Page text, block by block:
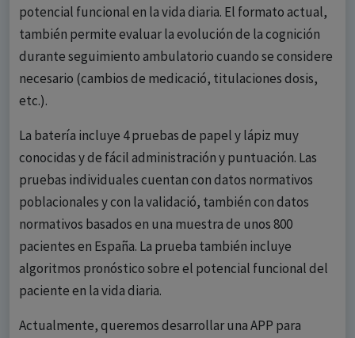
potencial funcional en la vida diaria. El formato actual,
también permite evaluar la evolución de la cognición
durante seguimiento ambulatorio cuando se considere
necesario (cambios de medicació, titulaciones dosis,
etc.).
La batería incluye 4 pruebas de papel y lápiz muy
conocidas y de fácil administración y puntuación. Las
pruebas individuales cuentan con datos normativos
poblacionales y con la validació, también con datos
normativos basados en una muestra de unos 800
pacientes en España. La prueba también incluye
algoritmos pronóstico sobre el potencial funcional del
paciente en la vida diaria.
Actualmente, queremos desarrollar una APP para